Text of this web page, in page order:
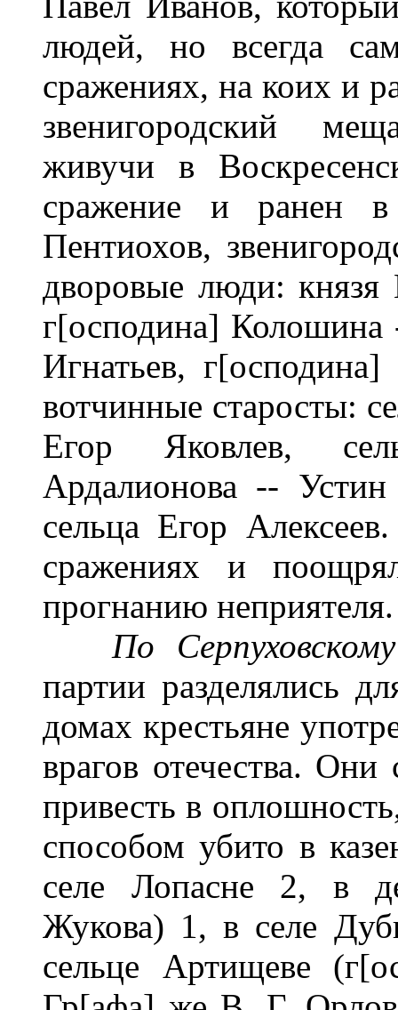
людей, но всегда
сражениях, на коих и
звенигородский
живучи в
сражение и ранен в
Пентиохов,
дворовые люди:
г[осподина]
Игнатьев,
вотчинные старосты:
Егор Яковлев,
Ардалионова --
сельца Егор
сражениях и
прогнанию неприятеля.
По
партии разделялись
домах крестьяне
врагов отечества.
привесть в
способом убито в
селе Лопасне 2, в
Жукова) 1, в селе
сельце Артищеве